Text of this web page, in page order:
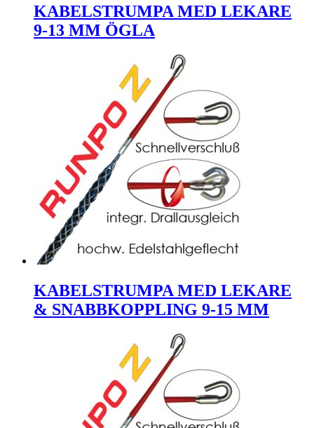
KABELSTRUMPA MED LEKARE
9-13 MM ÖGLA
KABELSTRUMPA MED LEKARE
& SNABBKOPPLING 9-15 MM